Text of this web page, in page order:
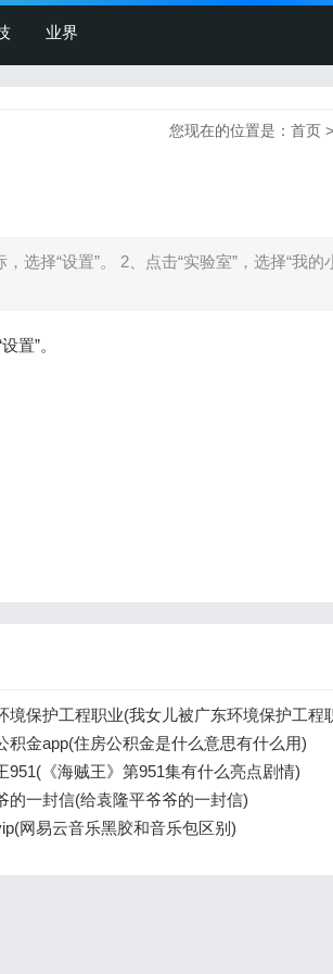
业界
您现在的位置是： 首页 >
择“设置”。 2、点击“实验室”，选择“我的
置”。
境保护工程职业(我女儿被广东环境保护工程
积金app(住房公积金是什么意思有什么用)
951(《海贼王》第951集有什么亮点剧情)
的一封信(给袁隆平爷爷的一封信)
网易云音乐黑胶和音乐包区别)